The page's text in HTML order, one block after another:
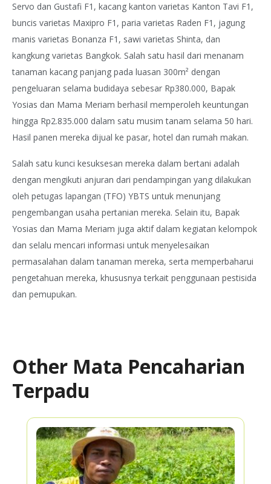
Servo dan Gustafi F1, kacang kanton varietas Kanton Tavi F1,
buncis varietas Maxipro F1, paria varietas Raden F1, jagung
manis varietas Bonanza F1, sawi varietas Shinta, dan
kangkung varietas Bangkok. Salah satu hasil dari menanam
tanaman kacang panjang pada luasan 300m² dengan
pengeluaran selama budidaya sebesar Rp380.000, Bapak
Yosias dan Mama Meriam berhasil memperoleh keuntungan
hingga Rp2.835.000 dalam satu musim tanam selama 50 hari.
Hasil panen mereka dijual ke pasar, hotel dan rumah makan.
Salah satu kunci kesuksesan mereka dalam bertani adalah
dengan mengikuti anjuran dari pendampingan yang dilakukan
oleh petugas lapangan (TFO) YBTS untuk menunjang
pengembangan usaha pertanian mereka. Selain itu, Bapak
Yosias dan Mama Meriam juga aktif dalam kegiatan kelompok
dan selalu mencari informasi untuk menyelesaikan
permasalahan dalam tanaman mereka, serta memperbaharui
pengetahuan mereka, khususnya terkait penggunaan pestisida
dan pemupukan.
Other Mata Pencaharian
Terpadu